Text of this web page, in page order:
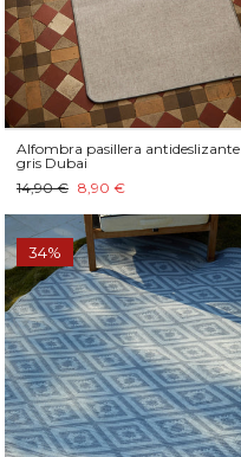
Alfombra pasillera antideslizante
gris Dubai
14,90 € 8,90 €
34%